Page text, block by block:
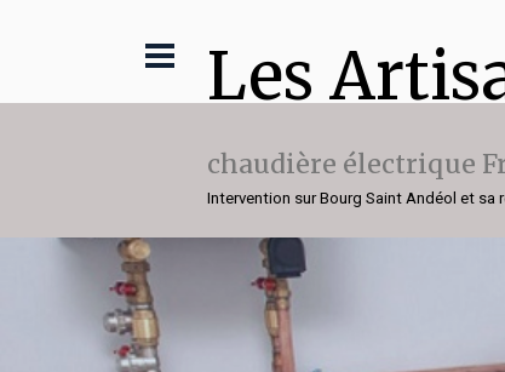
Les
chaudière électrique
Intervention sur Bourg Saint Andéol et sa